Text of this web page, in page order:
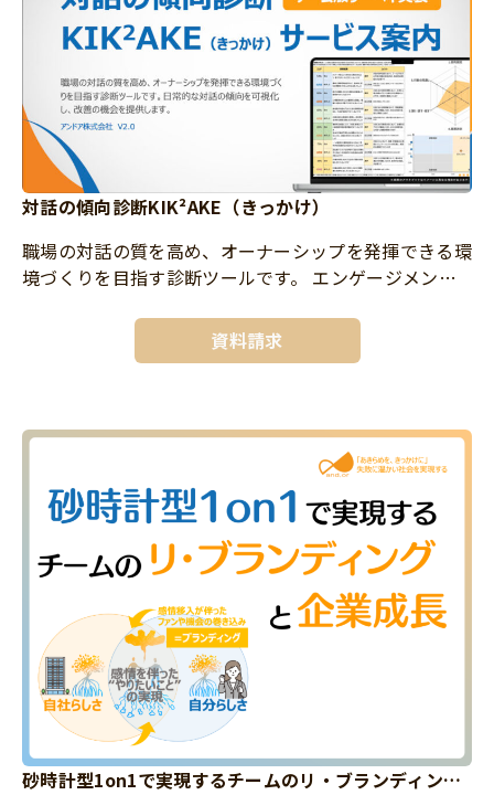
対話の傾向診断KIK²AKE（きっかけ）
職場の対話の質を高め、オーナーシップを発揮できる環
境づくりを目指す診断ツールです。 エンゲージメント
ていくためには「対話」が欠かせません。 本診断で
は、日常的な対話の傾向 […]
資料請求
砂時計型1on1で実現するチームのリ・ブランディング